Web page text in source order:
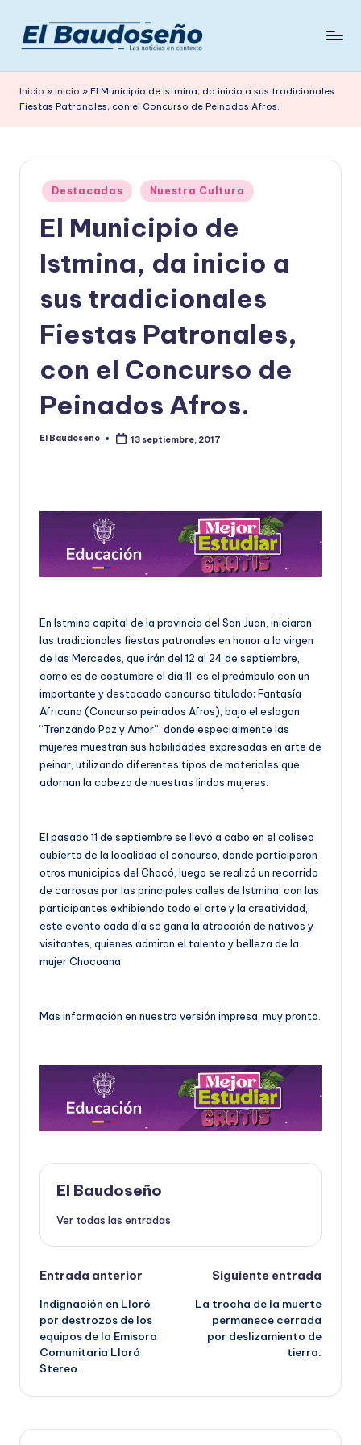
Saltar
contenido
e
ri
d
en
Inicio » Inicio » El Municipio de Istmina, da inicio a sus tradicionales
Fiestas Patronales, con el Concurso de Peinados Afros.
Publicado
en
Destacadas Nuestra Cultura
El Municipio de
Istmina, da inicio a
sus tradicionales
Fiestas Patronales,
con el Concurso de
Peinados Afros.
Publicado
El Baudoseño 13 septiembre, 2017
En Istmina capital de la provincia del San Juan, iniciaron
las tradicionales fiestas patronales en honor a la virgen
de las Mercedes, que irán del 12 al 24 de septiembre,
como es de costumbre el día 11, es el preámbulo con un
importante y destacado concurso titulado; Fantasía
Africana (Concurso peinados Afros), bajo el eslogan
“Trenzando Paz y Amor”, donde especialmente las
mujeres muestran sus habilidades expresadas en arte de
peinar, utilizando diferentes tipos de materiales que
adornan la cabeza de nuestras lindas mujeres.
El pasado 11 de septiembre se llevó a cabo en el coliseo
cubierto de la localidad el concurso, donde participaron
otros municipios del Chocó, luego se realizó un recorrido
de carrosas por las principales calles de Istmina, con las
participantes exhibiendo todo el arte y la creatividad,
este evento cada día se gana la atracción de nativos y
visitantes, quienes admiran el talento y belleza de la
mujer Chocoana.
Mas información en nuestra versión impresa, muy pronto.
El Baudoseño
Ver todas las entradas
Navegación
de
entradas
Entrada anterior
Indignación en Lloró
por destrozos de los
equipos de la Emisora
Comunitaria Lloró
Stereo.
Siguiente entrada
La trocha de la muerte
permanece cerrada
por deslizamiento de
tierra.